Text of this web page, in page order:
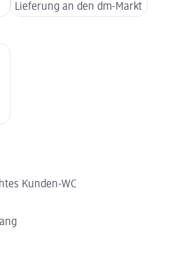
Lieferung an den dm-Markt
Kunden-WC